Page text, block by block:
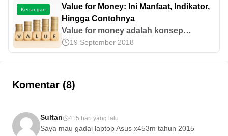
Keuangan
Value for Money: Ini Manfaat, Indikator,
Hingga Contohnya
Value for money adalah konsep
pengelolaan organisasi di sektor publik
berlandaskan tiga indikator. Ketahui
contohnya di sini!
19 September 2018
Komentar (8)
Sultan 415 hari yang lalu
Saya mau gadai laptop Asus x453m tahun 2015